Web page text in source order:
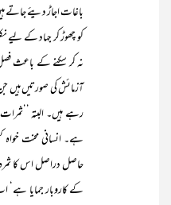
باغات اجاڑ دیئے جاتے
کو چھوڑ کر جہاد کے لیے
نہ کر سکنے کے باعث
آزمائش کی صورتیں ہیں
رہے ہیں۔ البتہ
ہے۔ انسانی محنت
حاصل دراصل اس کا
کے کاروبار جمایا